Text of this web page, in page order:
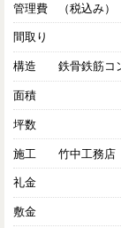
管理費 （税込み）
間取り
構造 鉄骨鉄筋コ
面積
坪数
施工 竹中工務店
礼金
敷金